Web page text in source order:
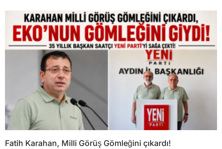
Fatih Karahan, Milli Görüş Gömleğini çıkardı!